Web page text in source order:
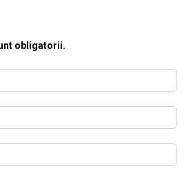
obligatorii.